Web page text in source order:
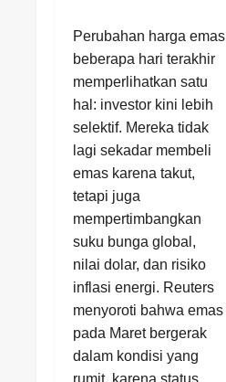
Perubahan harga emas
beberapa hari terakhir
memperlihatkan satu
hal: investor kini lebih
selektif. Mereka tidak
lagi sekadar membeli
emas karena takut,
tetapi juga
mempertimbangkan
suku bunga global,
nilai dolar, dan risiko
inflasi energi. Reuters
menyoroti bahwa emas
pada Maret bergerak
dalam kondisi yang
rumit, karena status